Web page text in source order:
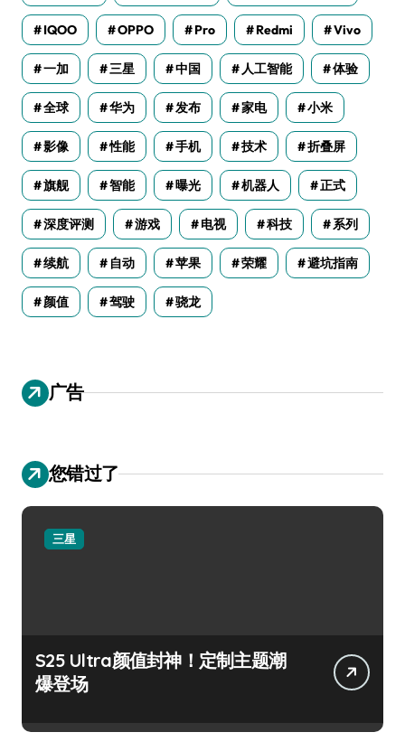
IQOO OPPO Pro Redmi Vivo
一加 三星 中国 人工智能 体验
全球 华为 发布 家电 小米
影像 性能 手机 技术 折叠屏
旗舰 智能 曝光 机器人 正式
深度评测 游戏 电视 科技 系列
续航 自动 苹果 荣耀 避坑指南
颜值 驾驶 骁龙
广告
您错过了
三星
S25 Ultra颜值封神！定制主题潮
爆登场